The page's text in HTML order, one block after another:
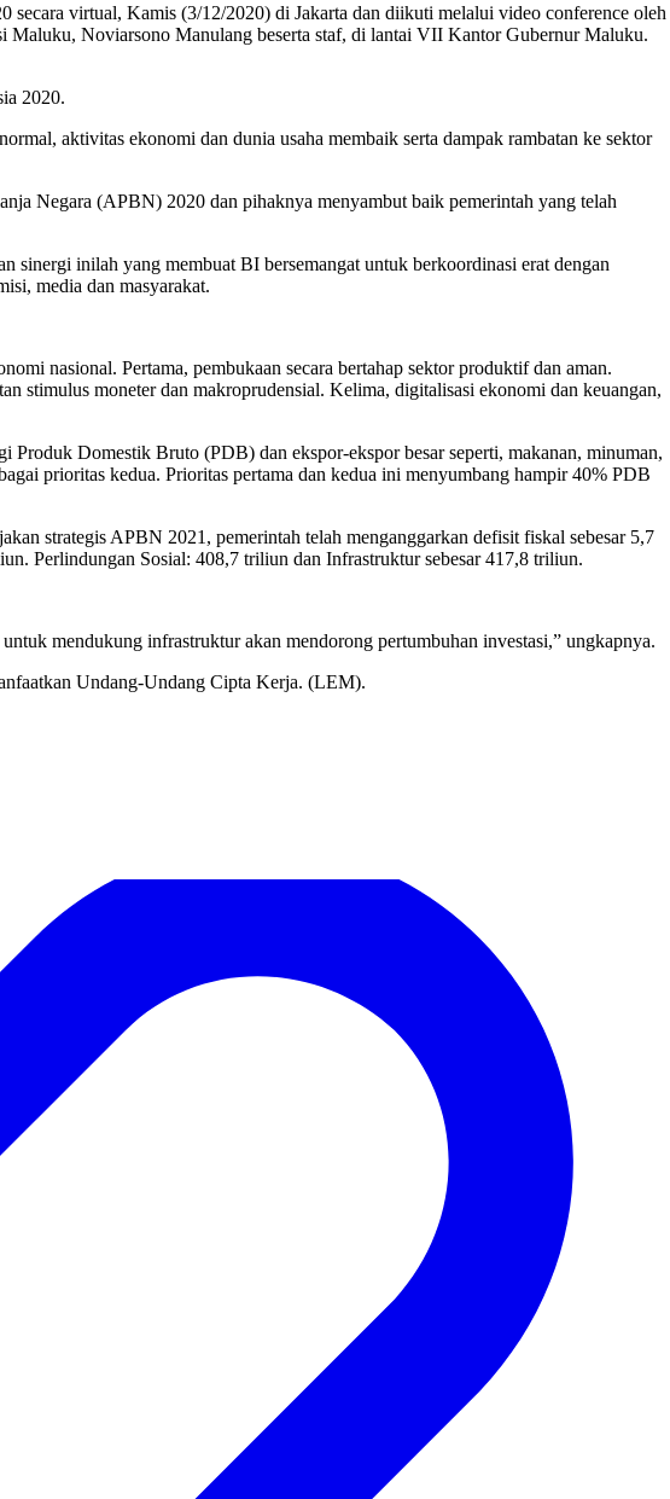
virtual, Kamis (3/12/2020) di Jakarta dan diikuti melalui video conference oleh
Maluku, Noviarsono Manulang beserta staf, di lantai VII Kantor Gubernur Maluku.
2020.
aktivitas ekonomi dan dunia usaha membaik serta dampak rambatan ke sektor
Negara (APBN) 2020 dan pihaknya menyambut baik pemerintah yang telah
inilah yang membuat BI bersemangat untuk berkoordinasi erat dengan
media dan masyarakat.
nasional. Pertama, pembukaan secara bertahap sektor produktif dan aman.
stimulus moneter dan makroprudensial. Kelima, digitalisasi ekonomi dan keuangan,
Domestik Bruto (PDB) dan ekspor-ekspor besar seperti, makanan, minuman,
prioritas kedua. Prioritas pertama dan kedua ini menyumbang hampir 40% PDB
strategis APBN 2021, pemerintah telah menganggarkan defisit fiskal sebesar 5,7
Perlindungan Sosial: 408,7 triliun dan Infrastruktur sebesar 417,8 triliun.
mendukung infrastruktur akan mendorong pertumbuhan investasi,” ungkapnya.
Undang-Undang Cipta Kerja. (LEM).